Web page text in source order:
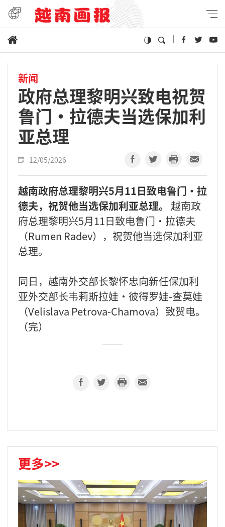
新闻
政府总理黎明兴致电祝贺
鲁门·拉德夫当选保加利
亚总理
12/05/2026
越南政府总理黎明兴5月11日致电鲁门·拉
德夫，祝贺他当选保加利亚总理。
越南政
府总理黎明兴5月11日致电鲁门·拉德夫
（Rumen Radev），祝贺他当选保加利亚
总理。
同日，越南外交部长黎怀忠向新任保加利
亚外交部长韦莉斯拉娃·彼得罗娃-查莫娃
（Velislava Petrova-Chamova）致贺电。
（完）
更多>>